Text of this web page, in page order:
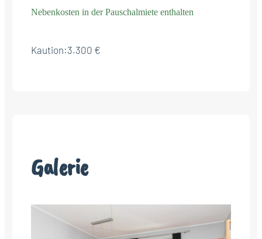
Nebenkosten in der Pauschalmiete enthalten
Kaution:3.300 €
Galerie